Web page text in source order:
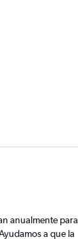
anualmente para
a que la